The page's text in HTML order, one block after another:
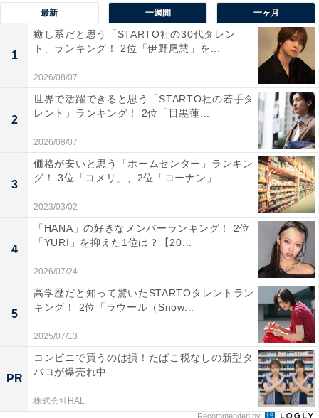
1位は、「国立西洋美術館」。建物自体が世界遺産に登
録されている、建築家、ル・コルビュジエ設計の本館
に、ルネサンスから20世紀初頭までの西洋の絵画、彫
刻、版画などを所蔵する、日本随一を誇る西洋美術専門
の美術館です。
10月からはパリのマルモッタン・モネ美術館から、日本
初公開となるクロード・モネの重要作を含むおよそ50点
の作品が来日する企画展「モネ 睡蓮のとき」が開催予定
です。
回答者からは、「充実の展示なので」（50代男性／愛知
県）、「上野の森美術館に長蛇の列が出来ていても、だ
いたい空いていて見やすい」（30代女性／大阪府）、
「空いてるから」（20代男性／千葉県）などのコメント
が寄せられました。
最新 一週間 一ヶ月
1
癒し系だと思う「STARTO社の30代タレン
ト」ランキング！ 2位「伊野尾慧」を...
2026/08/07
2
世界で活躍できると思う「STARTO社の若手タ
レント」ランキング！ 2位「目黒蓮...
2026/08/07
3
価格が安いと思う「ホームセンター」ランキン
グ！ 3位「コメリ」、2位「コーナン」...
2023/03/02
4
「HANA」の好きなメンバーランキング！ 2位
「YURI」を抑えた1位は？【20...
2026/07/24
5
高学歴だと知って驚いたSTARTOタレントラン
キング！ 2位「ラウール（Snow...
2025/07/13
PR
コンビニで買うのは損！たばこ税なしの新型タ
バコが爆売れ中
株式会社HAL
Recommended by